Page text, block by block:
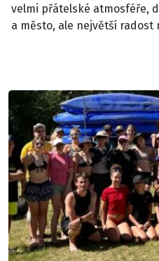
velmi přátelské atmosféře,
a město, ale největší radost